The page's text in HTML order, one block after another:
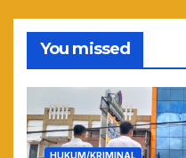
You missed
HUKUM/KRIMINAL